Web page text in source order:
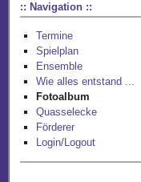
:: Navigation ::
Termine
Spielplan
Ensemble
Wie alles entstand ...
Fotoalbum
Quasselecke
Förderer
Login/Logout